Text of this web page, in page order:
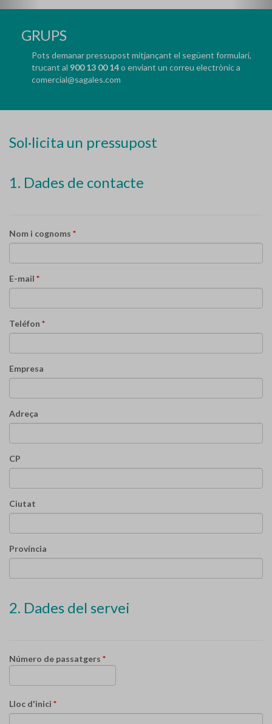
GRUPS
Pots demanar pressupost mitjançant el següent formulari,
trucant al 900 13 00 14o enviant un correu electrònic a
comercial@sagales.com
Sol·licita un pressupost
1. Dades de contacte
Nom i cognoms *
E-mail *
Teléfon *
Empresa
Adreça
CP
Ciutat
Província
2. Dades del servei
Número de passatgers *
Lloc d'inici *